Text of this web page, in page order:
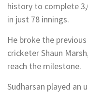
history to complete
in just 78 innings.
He broke the
cricketer Shaun
reach the milestone.
Sudharsan played an